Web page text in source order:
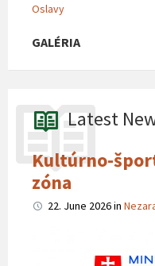
Oslavy
GALÉRIA
Latest
Kultúrno-
zóna
22. June 2026in